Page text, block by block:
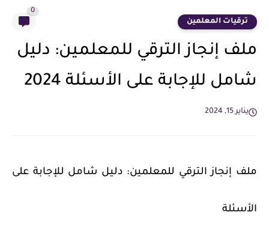
ترقيات المعلمين
0
ملف إنجاز الترقي للمعلمين: دليل
شامل للإجابة على الأسئلة 2024
يناير 15, 2024
ملف إنجاز الترقي للمعلمين: دليل شامل للإجابة على
الأسئلة